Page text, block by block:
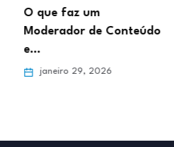
O que faz um
Moderador de Conteúdo
e…
janeiro 29, 2026